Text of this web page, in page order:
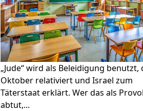
„Jude“ wird als Beleidigung benutzt,
Oktober relativiert und Israel zum
Täterstaat erklärt. Wer das als
abtut,...